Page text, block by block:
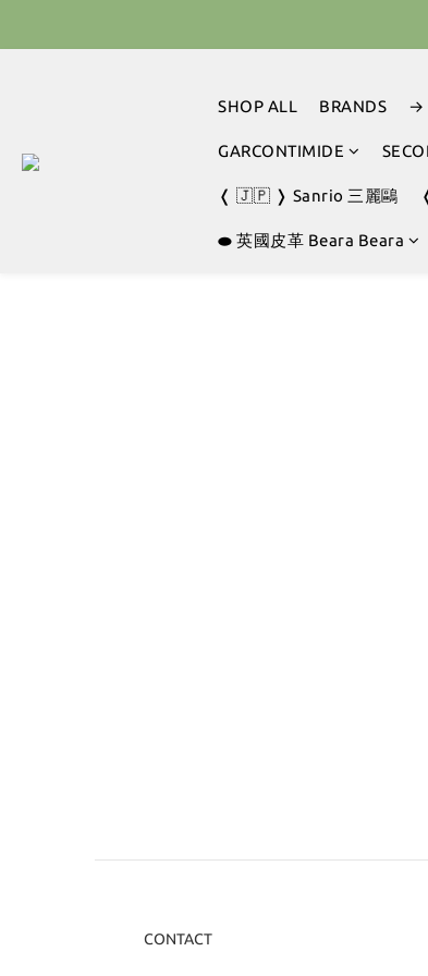
SHOP ALL BRANDS →
GARCONTIMIDE
❬ 🇯🇵 ❭ Sanrio 三麗鷗
⬬ 英國皮革 Beara Beara
CONTACT